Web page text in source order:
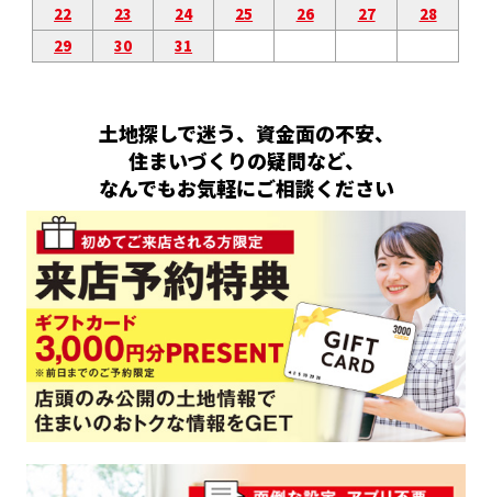
22
23 24 25 26 27
28
29
30 31
土地探しで迷う、資金面の不安、
住まいづくりの疑問など、
なんでもお気軽にご相談ください